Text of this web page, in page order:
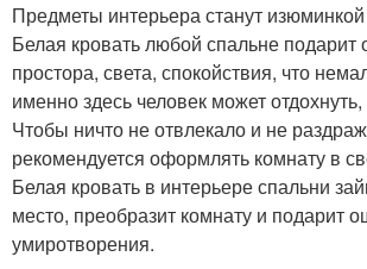
Предметы интерьера станут
Белая кровать любой спальне
простора, света, спокойствия, что
именно здесь человек может
Чтобы ничто не отвлекало и не
рекомендуется оформлять комнату в
Белая кровать в интерьере спальни
место, преобразит комнату и подарит
умиротворения.